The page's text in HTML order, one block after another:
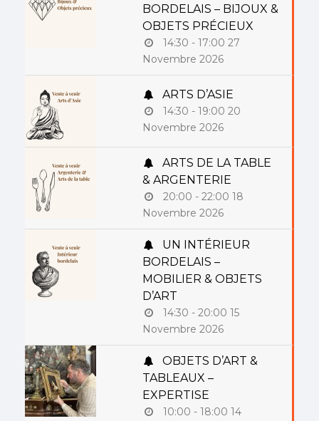
BORDELAIS – BIJOUX &
OBJETS PRÉCIEUX
14:30 - 17:00 27
Novembre 2026
ARTS D’ASIE
14:30 - 19:00 20
Novembre 2026
ARTS DE LA TABLE
& ARGENTERIE
20:00 - 22:00 18
Novembre 2026
UN INTÉRIEUR
BORDELAIS –
MOBILIER & OBJETS
D’ART
14:30 - 20:00 15
Novembre 2026
OBJETS D’ART &
TABLEAUX –
EXPERTISE
10:00 - 18:00 14